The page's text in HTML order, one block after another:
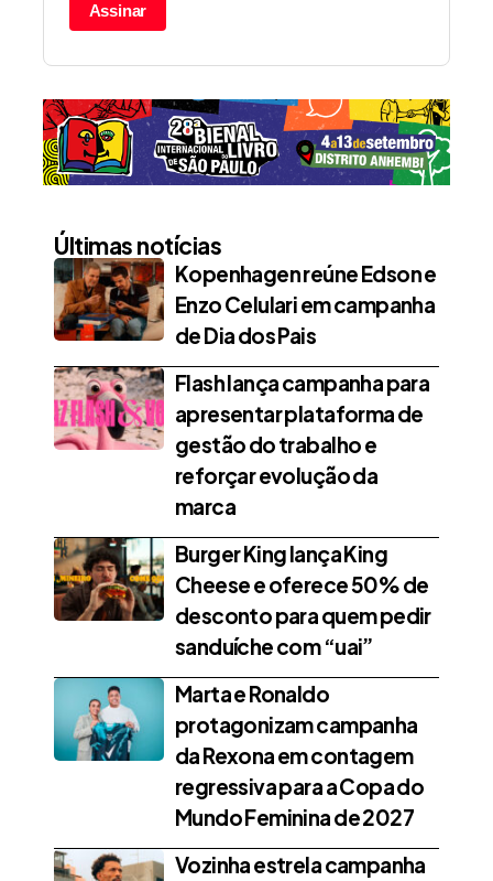
Assinar
Últimas notícias
Kopenhagen reúne Edson e
Enzo Celulari em campanha
de Dia dos Pais
Flash lança campanha para
apresentar plataforma de
gestão do trabalho e
reforçar evolução da
marca
Burger King lança King
Cheese e oferece 50% de
desconto para quem pedir
sanduíche com “uai”
Marta e Ronaldo
protagonizam campanha
da Rexona em contagem
regressiva para a Copa do
Mundo Feminina de 2027
Vozinha estrela campanha